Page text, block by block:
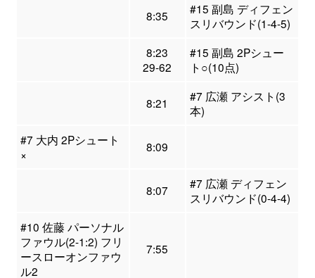
8:35
#15 副島 ディフェン
スリバウンド(1-4-5)
8:23
29-62
#15 副島 2Pシュー
ト○(10点)
8:21
#7 広瀬 アシスト(3
本)
#7 大内 2Pシュート
×
8:09
8:07
#7 広瀬 ディフェン
スリバウンド(0-4-4)
#10 佐藤 パーソナル
ファウル(2-1:2) フリ
ースローオンファウ
ル2
7:55